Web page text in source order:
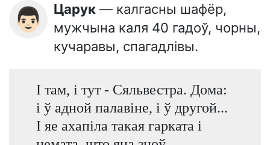
👨🏻 Царук — калгасны шафёр,
мужчына каля 40 гадоў, чорны,
кучаравы, спагадлівы.
І там, і тут - Сяльвестра. Дома:
і ў адной палавіне, і ў другой...
І яе ахапіла такая гарката і